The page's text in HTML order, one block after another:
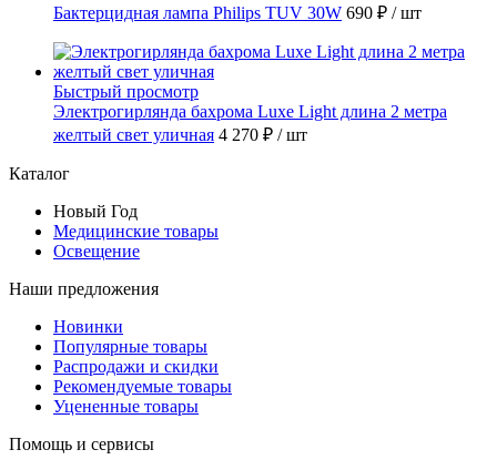
Бактерцидная лампа Philips TUV 30W 690 ₽ / шт
Быстрый просмотр
Электрогирлянда бахрома Luxe Light длина 2 метра
желтый свет уличная 4 270 ₽ / шт
Каталог
Новый Год
Медицинские товары
Освещение
Наши предложения
Новинки
Популярные товары
Распродажи и скидки
Рекомендуемые товары
Уцененные товары
Помощь и сервисы